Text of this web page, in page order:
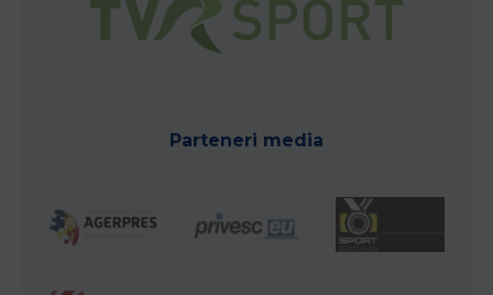
Parteneri media